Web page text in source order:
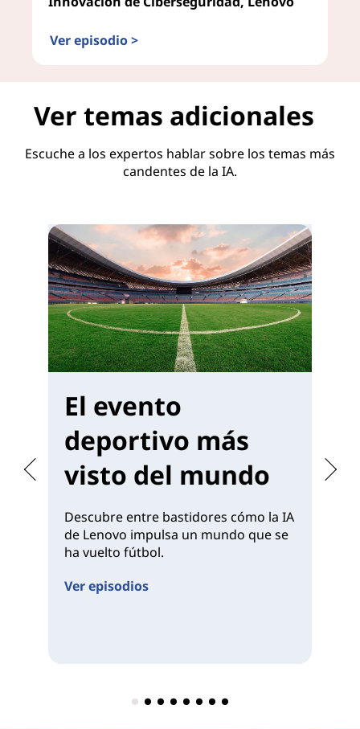
Ver episodio >
Ver temas adicionales
Escuche a los expertos hablar sobre los temas más
candentes de la IA.
El evento
deportivo más
visto del mundo
Descubre entre bastidores cómo la IA
de Lenovo impulsa un mundo que se
ha vuelto fútbol.
Ver episodios